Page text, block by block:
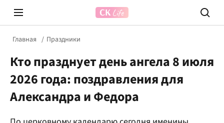
Главная Праздники
Кто празднует день ангела 8 июля
2026 года: поздравления для
Александра и Федора